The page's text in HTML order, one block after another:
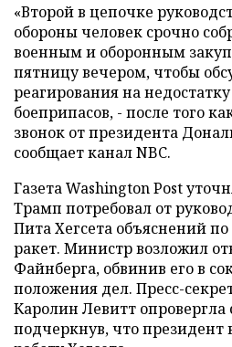
«Второй в цепочке
обороны человек срочно
военным и оборонным
пятницу вечером, чтобы
реагирования на
боеприпасов, - после того
звонок от президента
сообщает канал NBC.
Газета Washington Post
Трамп потребовал от
Пита Хегсета объяснений
ракет. Министр возложил
Файнберга, обвинив его в
положения дел. Пресс-
Каролин Левитт опровергла
подчеркнув, что президент